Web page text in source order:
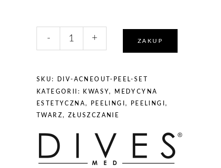
PEEL
peeling
chemiczny
SET
- + ZAKUP
SKU: DIV-ACNEOUT-PEEL-SET
KATEGORII: KWASY,
MEDYCYNA
ESTETYCZNA, PEELINGI, PEELINGI,
TWARZ, ZŁUSZCZANIE